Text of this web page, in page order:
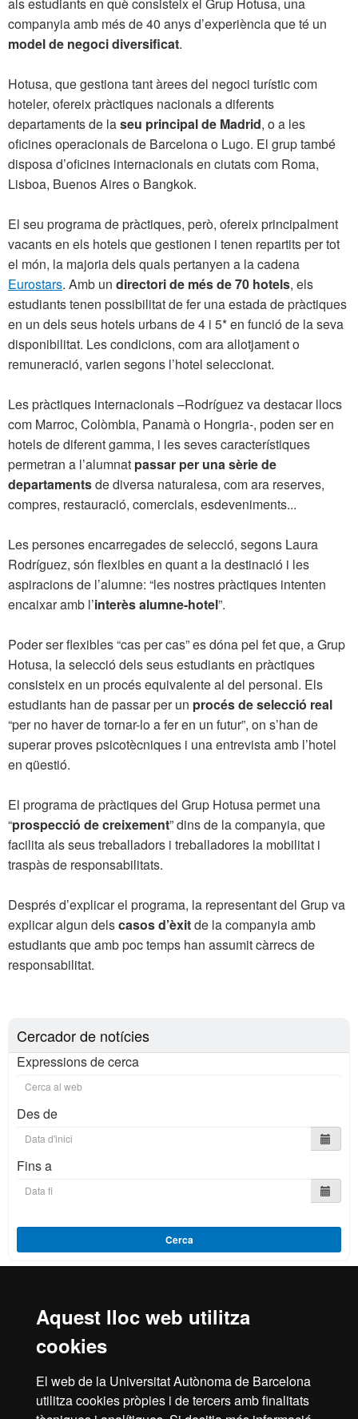
Aquest lloc web utilitza
cookies
El web de la Universitat Autònoma de Barcelona
utilitza cookies pròpies i de tercers amb finalitats
companyia amb més de 40 anys d’experiència que té un
model de negoci diversificat.
Hotusa, que gestiona tant àrees del negoci turístic com
hoteler, ofereix pràctiques nacionals a diferents
departaments de laseu principal de Madrid, o a les
oficines operacionals de Barcelona o Lugo. El grup també
disposa d’oficines internacionals en ciutats com Roma,
Lisboa, Buenos Aires o Bangkok.
El seu programa de pràctiques, però, ofereix principalment
vacants en els hotels que gestionen i tenen repartits per tot
el món, la majoria dels quals pertanyen a la cadena
Eurostars. Amb un directori de més de 70 hotels, els
estudiants tenen possibilitat de fer una estada de pràctiques
en un dels seus hotels urbans de 4 i 5* en funció de la seva
disponibilitat. Les condicions, com ara allotjament o
remuneració, varien segons l’hotel seleccionat.
Les pràctiques internacionals –Rodríguez va destacar llocs
com Marroc, Colòmbia, Panamà o Hongria-, poden ser en
hotels de diferent gamma, i les seves característiques
permetran a l’alumnat passar per una sèrie de
departamentsde diversa naturalesa, com ara reserves,
compres, restauració, comercials, esdeveniments...
Les persones encarregades de selecció, segons Laura
Rodríguez, són flexibles en quant a la destinació i les
aspiracions de l’alumne: “les nostres pràctiques intenten
encaixar amb l’interès alumne-hotel”.
Poder ser flexibles “cas per cas” es dóna pel fet que, a Grup
Hotusa, la selecció dels seus estudiants en pràctiques
consisteix en un procés equivalente al del personal. Els
estudiants han de passar per un procés de selecció real
“per no haver de tornar-lo a fer en un futur”, on s’han de
superar proves psicotècniques i una entrevista amb l’hotel
en qüestió.
El programa de pràctiques del Grup Hotusa permet una
“prospecció de creixement” dins de la companyia, que
facilita als seus treballadors i treballadores la mobilitat i
traspàs de responsabilitats.
Després d’explicar el programa, la representant del Grup va
explicar algun delscasos d’èxitde la companyia amb
estudiants que amb poc temps han assumit càrrecs de
responsabilitat.
Cercador de notícies
Expressions de cerca
Des de
Fins a
Cerca
Reconeixement internacional de l'excel·lència
HR